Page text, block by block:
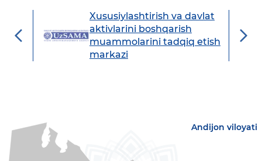
Xususiylashtirish va davlat
aktivlarini boshqarish
muammolarini tadqiq etish
markazi
Andijon viloyati